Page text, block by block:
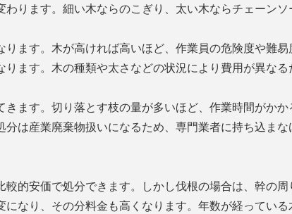
ります。細い木ならのこぎり、太い木ならチェーン
ます。木が高ければ高いほど、作業員の危険度や難易
ます。木の種類や太さなどの状況により費用が異な
ます。切り落とす枝の量が多いほど、作業時間がかか
分は産業廃棄物扱いになるため、専門業者に持ち込ま
的安価で処分できます。しかし伐根の場合は、幹の周
なり、その分料金も高くなります。年数が経ってい